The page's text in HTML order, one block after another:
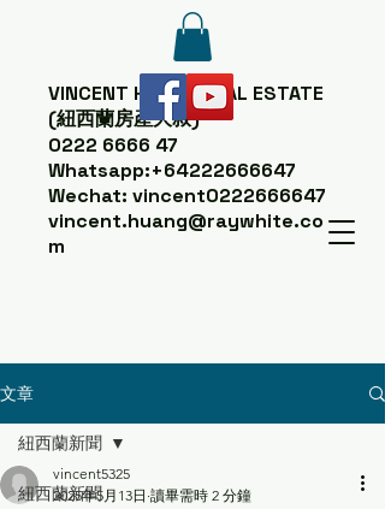
VINCENT HUANGREAL ESTATE
(紐西蘭房產大叔)
0222 6666 47
Whatsapp:+64222666647
Wechat: vincent0222666647
vincent.huang@raywhite.co
m
文章
紐西蘭新聞
紐西蘭新聞
vincent5325
2025年5月13日 讀畢需時 2 分鐘